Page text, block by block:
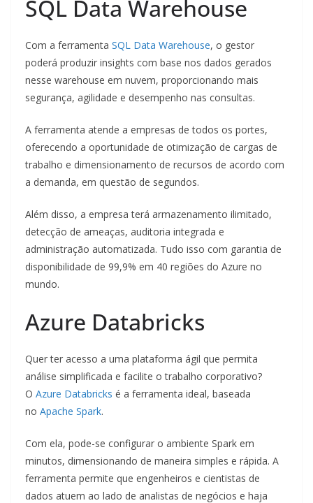
SQL Data Warehouse
Com a ferramenta SQL Data Warehouse, o gestor
poderá produzir insights com base nos dados gerados
nesse warehouse em nuvem, proporcionando mais
segurança, agilidade e desempenho nas consultas.
A ferramenta atende a empresas de todos os portes,
oferecendo a oportunidade de otimização de cargas de
trabalho e dimensionamento de recursos de acordo com
a demanda, em questão de segundos.
Além disso, a empresa terá armazenamento ilimitado,
detecção de ameaças, auditoria integrada e
administração automatizada. Tudo isso com garantia de
disponibilidade de 99,9% em 40 regiões do Azure no
mundo.
Azure Databricks
Quer ter acesso a uma plataforma ágil que permita
análise simplificada e facilite o trabalho corporativo?
O Azure Databricks é a ferramenta ideal, baseada
no Apache Spark.
Com ela, pode-se configurar o ambiente Spark em
minutos, dimensionando de maneira simples e rápida. A
ferramenta permite que engenheiros e cientistas de
dados atuem ao lado de analistas de negócios e haja